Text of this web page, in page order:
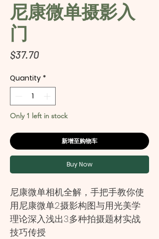
尼康微单摄影入
门
$37.70Price
Quantity *
Only 1 left in stock
新增至购物车
Buy Now
尼康微单相机全解，手把手教你使
用尼康微单2.摄影构图与用光美学
理论深入浅出3.多种拍摄题材实战
技巧传授